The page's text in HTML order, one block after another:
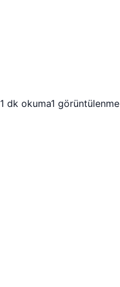
1 dk okuma1 görüntülenme